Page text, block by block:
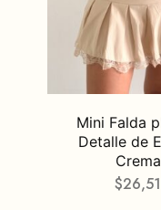
Mini Falda
Detalle de
Crema
$26,51